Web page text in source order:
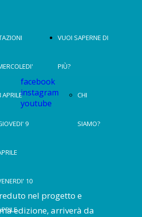
APRILE
9
10
VUOI SAPERNE DI
PIÙ?
CHI
SIAMO?
facebook
instagram
youtube
nel progetto e
edizione, arriverà da